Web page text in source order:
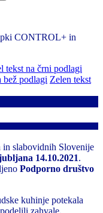
CONTROL+ in
tekst na črni podlagi
bež podlagi Zelen tekst
in slabovidnih Slovenije
14.10.2021.
Podporno društvo
kuhinje potekala
zahvale,